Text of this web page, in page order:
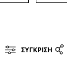
ΣΥΓΚΡΙΣΗ